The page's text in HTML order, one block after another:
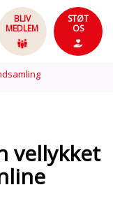
BLIV
MEDLEM
STØT
OS
vellykket